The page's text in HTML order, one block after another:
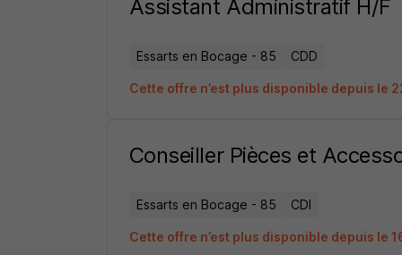
Assistant Administratif H/F
Essarts en Bocage - 85 CDD
Cette offre n’est plus disponible depuis le
Conseiller Pièces et
Essarts en Bocage - 85 CDI
Cette offre n’est plus disponible depuis le